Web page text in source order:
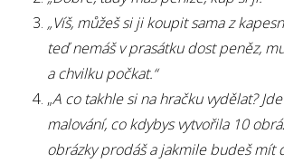
„Víš, můžeš si ji koupit sama z
teď nemáš v prasátku dost peněz,
a chvilku počkat.“
„A co takhle si na hračku vydělat?
malování, co kdybys vytvořila 10
obrázky prodáš a jakmile budeš mít